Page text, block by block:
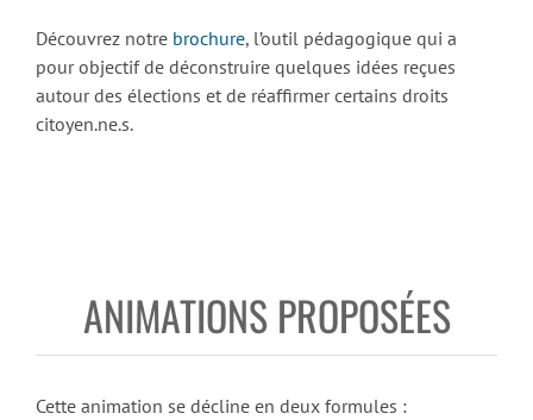
Découvrez notre brochure, l’outil pédagogique qui a
pour objectif de déconstruire quelques idées reçues
autour des élections et de réaffirmer certains droits
citoyen.ne.s.
ANIMATIONS PROPOSÉES
Cette animation se décline en deux formules :